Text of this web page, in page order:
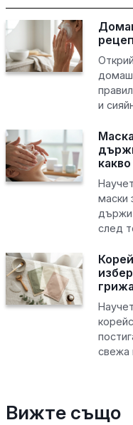
и
маски
след
грижа
свежа
Вижте също